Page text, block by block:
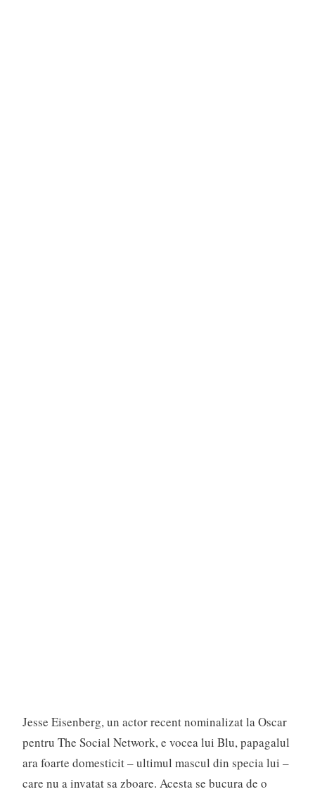
Jesse Eisenberg, un actor recent nominalizat la Oscar
pentru The Social Network, e vocea lui Blu, papagalul
ara foarte domesticit – ultimul mascul din specia lui –
care nu a invatat sa zboare. Acesta se bucura de o